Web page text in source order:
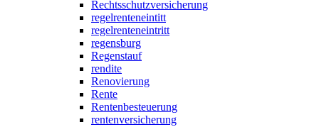
Rechtsschutzversicherung
regelrenteneintitt
regelrenteneintritt
regensburg
Regenstauf
rendite
Renovierung
Rente
Rentenbesteuerung
rentenversicherung